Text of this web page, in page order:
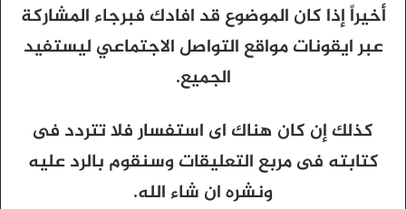
أخيراً إذا كان الموضوع قد افادك فبرجاء المشاركة
عبر ايقونات مواقع التواصل الاجتماعي ليستفيد
الجميع.
كذلك إن كان هناك اى استفسار فلا تتردد فى
كتابته فى مربع التعليقات وسنقوم بالرد عليه
ونشره ان شاء الله.